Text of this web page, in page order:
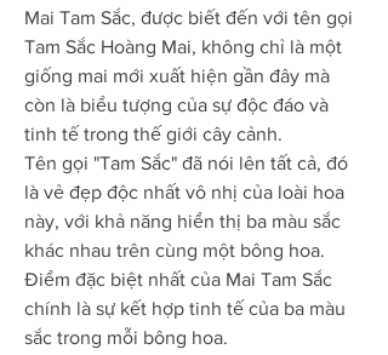
Mai Tam Sắc, được biết đến với tên gọi
Tam Sắc Hoàng Mai, không chỉ là một
giống mai mới xuất hiện gần đây mà
còn là biểu tượng của sự độc đáo và
tinh tế trong thế giới cây cảnh.
Tên gọi "Tam Sắc" đã nói lên tất cả, đó
là vẻ đẹp độc nhất vô nhị của loài hoa
này, với khả năng hiển thị ba màu sắc
khác nhau trên cùng một bông hoa.
Điểm đặc biệt nhất của Mai Tam Sắc
chính là sự kết hợp tinh tế của ba màu
sắc trong mỗi bông hoa.